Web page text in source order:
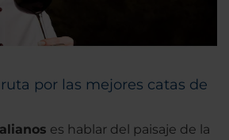
por las mejores catas de
es hablar del paisaje de la